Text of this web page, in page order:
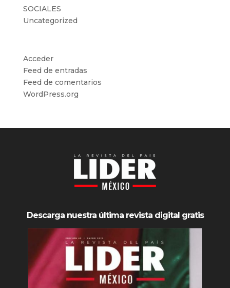
SOCIALES
Uncategorized
Acceder
Feed de entradas
Feed de comentarios
WordPress.org
Descarga nuestra última revista digital gratis